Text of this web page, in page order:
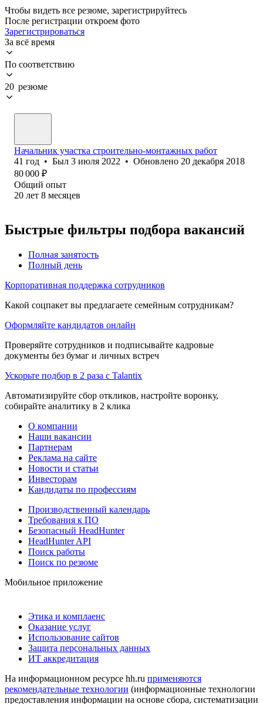
Чтобы видеть все резюме, зарегистрируйтесь
После регистрации откроем фото
Зарегистрироваться
За всё время
По соответствию
20 резюме
Начальник участка строительно-монтажных работ
41 год • Был 3 июля 2022 • Обновлено 20 декабря 2018
80 000 ₽
Общий опыт
20 лет 8 месяцев
Быстрые фильтры подбора вакансий
Полная занятость
Полный день
Корпоративная поддержка сотрудников
Какой соцпакет вы предлагаете семейным сотрудникам?
Оформляйте кандидатов онлайн
Проверяйте сотрудников и подписывайте кадровые
документы без бумаг и личных встреч
Ускорьте подбор в 2 раза с Talantix
Автоматизируйте сбор откликов, настройте воронку,
собирайте аналитику в 2 клика
О компании
Наши вакансии
Партнерам
Реклама на сайте
Новости и статьи
Инвесторам
Кандидаты по профессиям
Производственный календарь
Требования к ПО
Безопасный HeadHunter
HeadHunter API
Поиск работы
Поиск по резюме
Мобильное приложение
Этика и комплаенс
Оказание услуг
Использование сайтов
Защита персональных данных
ИТ аккредитация
На информационном ресурсе hh.ru применяются
рекомендательные технологии (информационные технологии
предоставления информации на основе сбора, систематизации